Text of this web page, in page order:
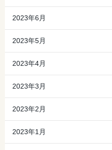
2023年6月
2023年5月
2023年4月
2023年3月
2023年2月
2023年1月